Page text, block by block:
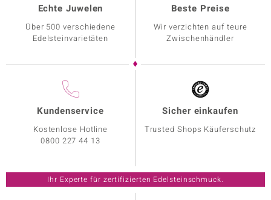
Echte Juwelen
Über 500 verschiedene
Edelsteinvarietäten
Beste Preise
Wir verzichten auf teure
Zwischenhändler
Kundenservice
Kostenlose Hotline
0800 227 44 13
Sicher einkaufen
Trusted Shops Käuferschutz
Ihr Experte für zertifizierten Edelsteinschmuck.